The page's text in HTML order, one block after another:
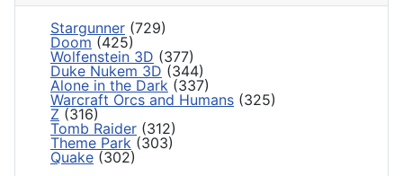
Stargunner (729)
Doom (425)
Wolfenstein 3D (377)
Duke Nukem 3D (344)
Alone in the Dark (337)
Warcraft Orcs and Humans (325)
Z (316)
Tomb Raider (312)
Theme Park (303)
Quake (302)